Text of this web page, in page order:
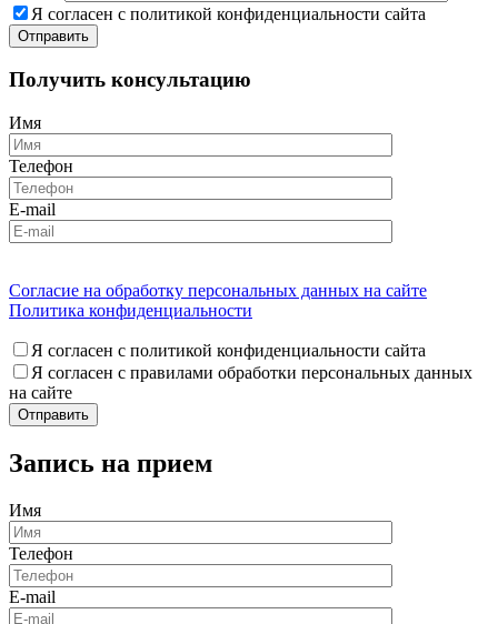
Я согласен с политикой конфиденциальности сайта
Получить консультацию
Имя
Телефон
E-mail
Согласие на обработку персональных данных на сайте
Политика конфиденциальности
Я согласен с политикой конфиденциальности сайта
Я согласен с правилами обработки персональных данных
на сайте
Запись на прием
Имя
Телефон
E-mail